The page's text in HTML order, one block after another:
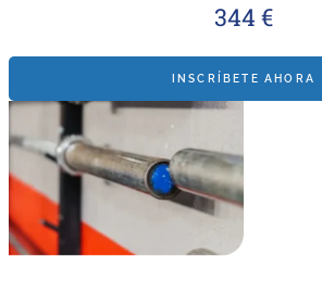
344 €
INSCRÍBETE AHORA